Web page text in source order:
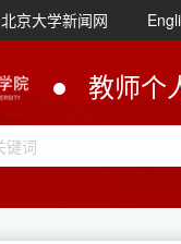
北京大学新闻网
教师个